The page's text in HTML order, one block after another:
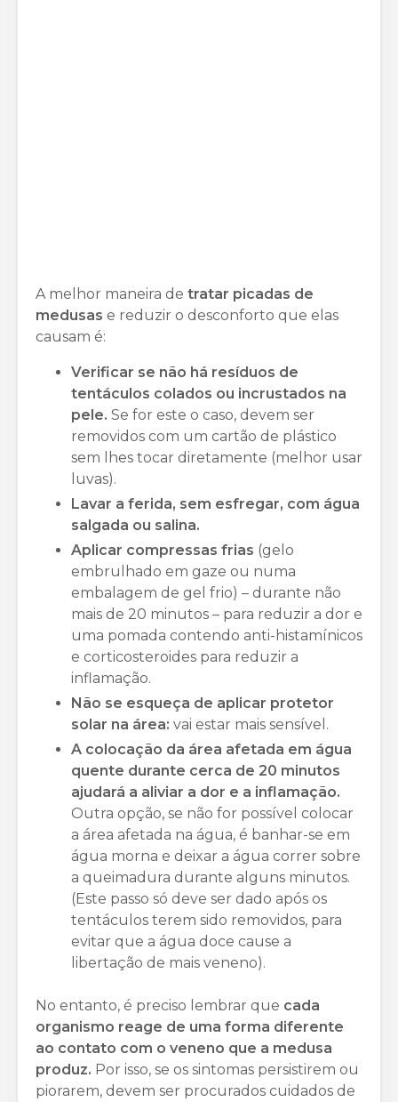
A melhor maneira de tratar picadas de
medusas e reduzir o desconforto que elas
causam é:
Verificar se não há resíduos de
tentáculos colados ou incrustados na
pele. Se for este o caso, devem ser
removidos com um cartão de plástico
sem lhes tocar diretamente (melhor usar
luvas).
Lavar a ferida, sem esfregar, com água
salgada ou salina.
Aplicar compressas frias (gelo
embrulhado em gaze ou numa
embalagem de gel frio) – durante não
mais de 20 minutos – para reduzir a dor e
uma pomada contendo anti-histamínicos
e corticosteroides para reduzir a
inflamação.
Não se esqueça de aplicar protetor
solar na área: vai estar mais sensível.
A colocação da área afetada em água
quente durante cerca de 20 minutos
ajudará a aliviar a dor e a inflamação.
Outra opção, se não for possível colocar
a área afetada na água, é banhar-se em
água morna e deixar a água correr sobre
a queimadura durante alguns minutos.
(Este passo só deve ser dado após os
tentáculos terem sido removidos, para
evitar que a água doce cause a
libertação de mais veneno).
No entanto, é preciso lembrar que cada
organismo reage de uma forma diferente
ao contato com o veneno que a medusa
produz. Por isso, se os sintomas persistirem ou
piorarem, devem ser procurados cuidados de